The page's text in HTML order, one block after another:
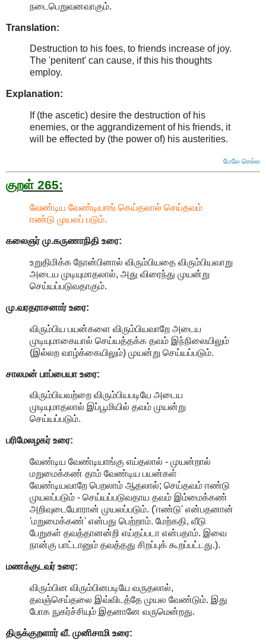
நடைபெறுவனவாகும்.
Translation:
Destruction to his foes, to friends increase of joy.
The 'penitent' can cause, if this his thoughts
employ.
Explanation:
If (the ascetic) desire the destruction of his
enemies, or the aggrandizement of his friends, it
will be effected by (the power of) his austerities.
மேலே செல்ல
குறள் 265:
வேண்டிய வேண்டியாங் கெய்தலால் செய்தவம்
ஈண்டு முயலப் படும்.
கலைஞர் மு.கருணாநிதி உரை:
உறுதிமிக்க நோன்பினால் விரும்பியதை விரும்பியவாறு
அடைய முடியுமாதலால், அது விரைந்து முயன்று
செய்யப்படுவதாகும்.
மு.வரதராசனார் உரை:
விரும்பிய பயன்களை விரும்பியவாறே அடைய
முடியுமாகையால் செய்யத்தக்க தவம் இந்நிலையிலும்
(இல்லற வாழ்க்கையிலும்) முயன்று செய்யப்படும்.
சாலமன் பாப்பையா உரை:
விரும்பியவற்றை விரும்பியபடியே அடைய
முடியுமாதலால் இப்பூமியில் தவம் முயன்று
செய்யப்படும்.
பரிமேலழகர் உரை:
வேண்டிய வேண்டியாங்கு எய்தலால் - முயன்றால்
மறுமைக்கண் தாம் வேண்டிய பயன்கள்
வேண்டியவாறே பெறலாம் ஆதலால்; செய்தவம் ஈண்டு
முயலப்படும் - செய்யப்படுவதாய தவம் இம்மைக்கண்
அறிவுடையோரான் முயலப்படும். ('ஈண்டு' என்பதனான்
'மறுமைக்கண்' என்பது பெற்றாம். மேற்கதி, வீடு
பேறுகள் தவத்தானன்றி எய்தப்படா என்பதாம். இவை
நான்கு பாட்டானும் தவத்தது சிறப்புக் கூறப்பட்டது.).
மணக்குடவர் உரை:
விரும்பின விரும்பினபடியே வருதலால்,
தவஞ்செய்தலை இவ்விடத்தே முயல வேண்டும். இது
போக நுகர்ச்சியும் இதனானே வருமென்றது.
திருக்குறளார் வீ. முனிசாமி உரை: